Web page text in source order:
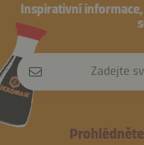
Inspirativní
Zadejte